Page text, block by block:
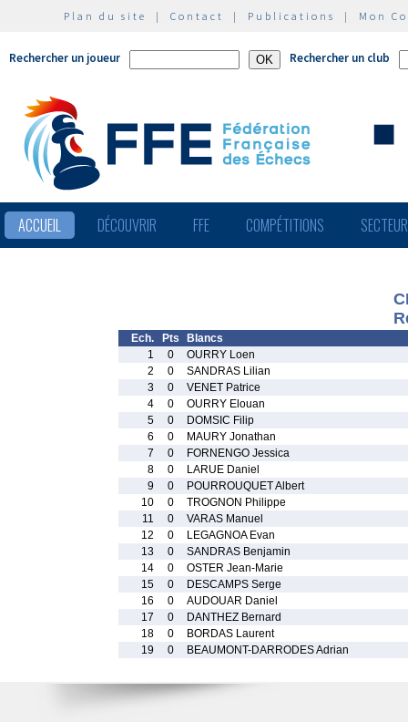
Plan du site | Contact | Publications | Mon
Rechercher un joueur Rechercher un club
ACCUEIL DÉCOUVRIR FFE COMPÉTITIONS
Ech. Pts
Blancs
1
0
OURRY Loen
2
0
SANDRAS Lilian
3
0
VENET Patrice
4
0
OURRY Elouan
5
0
DOMSIC Filip
6
0
MAURY Jonathan
7
0
FORNENGO Jessica
8
0
LARUE Daniel
9
0
POURROUQUET Albert
10
0
TROGNON Philippe
11
0
VARAS Manuel
12
0
LEGAGNOA Evan
13
0
SANDRAS Benjamin
14
0
OSTER Jean-Marie
15
0
DESCAMPS Serge
16
0
AUDOUAR Daniel
17
0
DANTHEZ Bernard
18
0
BORDAS Laurent
19
0 BEAUMONT-DARRODES Adrian